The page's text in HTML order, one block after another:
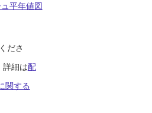
ュ平年値図
ださ
詳細は配
関する